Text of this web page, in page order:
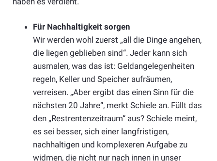
Für Nachhaltigkeit sorgen
Wir werden wohl zuerst „all die Dinge angehen,
die liegen geblieben sind“. Jeder kann sich
ausmalen, was das ist: Geldangelegenheiten
regeln, Keller und Speicher aufräumen,
verreisen. „Aber ergibt das einen Sinn für die
nächsten 20 Jahre“, merkt Schiele an. Füllt das
den „Restrentenzeitraum“ aus? Schiele meint,
es sei besser, sich einer langfristigen,
nachhaltigen und komplexeren Aufgabe zu
widmen, die nicht nur nach innen in unser